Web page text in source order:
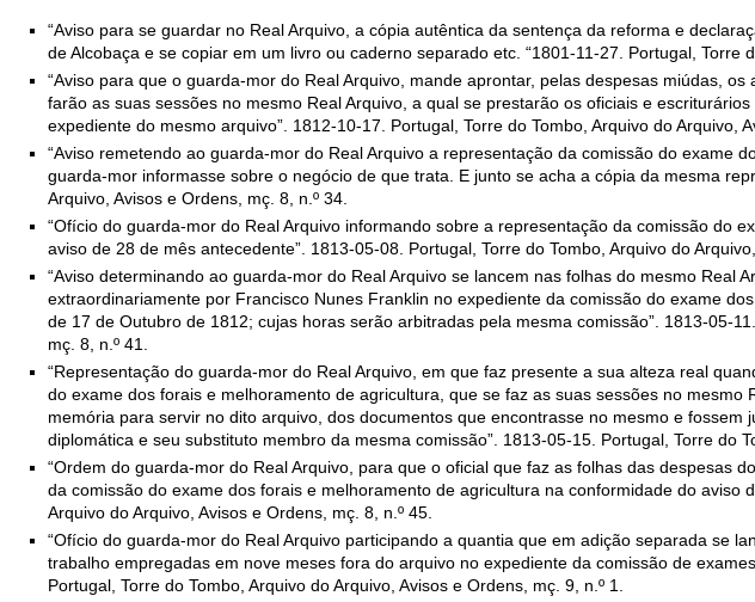
“Aviso para se guardar no Real Arquivo, a cópia autêntica da sentença da reforma e
de Alcobaça e se copiar em um livro ou caderno separado etc. “1801-11-27. Portugal, Torre
“Aviso para que o guarda-mor do Real Arquivo, mande aprontar, pelas despesas miúdas,
farão as suas sessões no mesmo Real Arquivo, a qual se prestarão os oficiais e
expediente do mesmo arquivo”. 1812-10-17. Portugal, Torre do Tombo, Arquivo do Arquivo,
“Aviso remetendo ao guarda-mor do Real Arquivo a representação da comissão do exame
guarda-mor informasse sobre o negócio de que trata. E junto se acha a cópia da mesma
Arquivo, Avisos e Ordens, mç. 8, n.º 34.
“Ofício do guarda-mor do Real Arquivo informando sobre a representação da comissão do
aviso de 28 de mês antecedente”. 1813-05-08. Portugal, Torre do Tombo, Arquivo do
“Aviso determinando ao guarda-mor do Real Arquivo se lancem nas folhas do mesmo Real
extraordinariamente por Francisco Nunes Franklin no expediente da comissão do exame
de 17 de Outubro de 1812; cujas horas serão arbitradas pela mesma comissão”. 1813-05-
mç. 8, n.º 41.
“Representação do guarda-mor do Real Arquivo, em que faz presente a sua alteza real
do exame dos forais e melhoramento de agricultura, que se faz as suas sessões no
memória para servir no dito arquivo, dos documentos que encontrasse no mesmo e
diplomática e seu substituto membro da mesma comissão”. 1813-05-15. Portugal, Torre do
“Ordem do guarda-mor do Real Arquivo, para que o oficial que faz as folhas das despesas
da comissão do exame dos forais e melhoramento de agricultura na conformidade do aviso
Arquivo do Arquivo, Avisos e Ordens, mç. 8, n.º 45.
“Ofício do guarda-mor do Real Arquivo participando a quantia que em adição separada se
trabalho empregadas em nove meses fora do arquivo no expediente da comissão de
Portugal, Torre do Tombo, Arquivo do Arquivo, Avisos e Ordens, mç. 9, n.º 1.